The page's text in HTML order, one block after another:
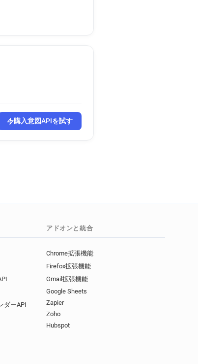
購入意図APIを試す
ダーAPI
アドオンと統合
Chrome拡張機能
Firefox拡張機能
Gmail拡張機能
Google Sheets
Zapier
Zoho
Hubspot